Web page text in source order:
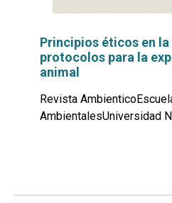
Principios éticos en
protocolos para la
animal
Revista
AmbientalesUniversidad